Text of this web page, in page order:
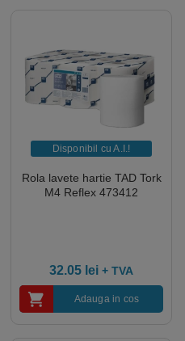
Disponibil cu A.I.​!
Rola lavete hartie TAD Tork
M4 Reflex 473412
32.05 lei + TVA
Adauga in cos